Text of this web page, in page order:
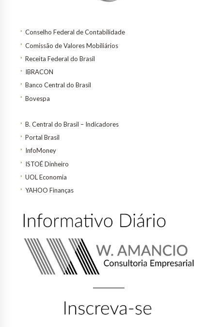
Conselho Federal de Contabilidade
Comissão de Valores Mobiliários
Receita Federal do Brasil
IBRACON
Banco Central do Brasil
Bovespa
B. Central do Brasil – Indicadores
Portal Brasil
InfoMoney
ISTOÉ Dinheiro
UOL Economia
YAHOO Finanças